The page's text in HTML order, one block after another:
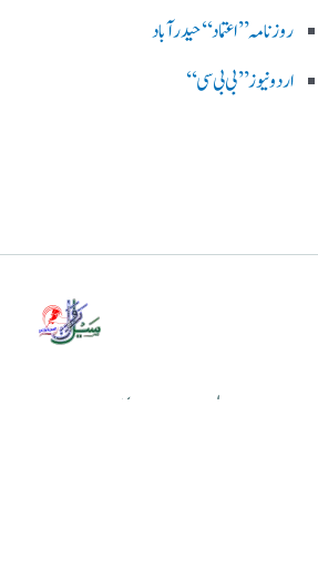
روزنامہ ’’اعتماد‘‘ حیدرآباد
اردو نیوز ’’بی بی سی‘‘